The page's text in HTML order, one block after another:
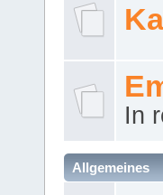
In
Allgemeines